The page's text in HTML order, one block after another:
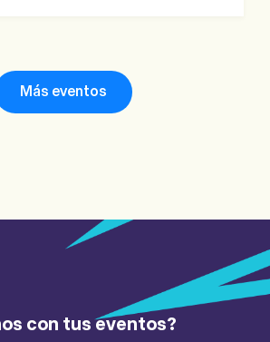
Más eventos
con tus eventos?